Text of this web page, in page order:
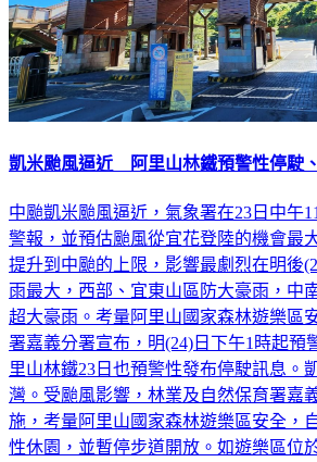
凱米颱風逼近 阿里山林鐵預警性停駛
中颱凱米颱風逼近，氣象署在23日中午
警報，並預估颱風從宜花登陸的機會最
提升到中颱的上限，影響最劇烈在明後
雨最大，西部、宜東山區防大豪雨，中
超大豪雨。考量阿里山國家森林遊樂區
署嘉義分署宣布，明(24)日下午1時起預
里山林鐵23日也預警性發布停駛訊息。
灣。受颱風影響，林業及自然保育署嘉
施，考量阿里山國家森林遊樂區安全，
性休園，並暫停步道開放。如遊樂區位